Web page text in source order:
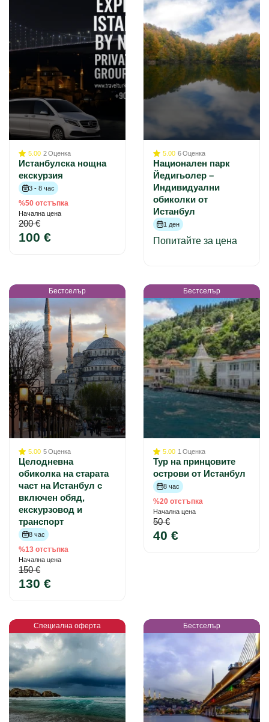
5.00 2Оценка
Истанбулска нощна
екскурзия
3 - 8 час
%50 отстъпка
Начална цена
200 €
100 €
5.00 6Оценка
Национален парк
Йедигьолер –
Индивидуални
обиколки от
Истанбул
1 ден
Попитайте за цена
Бестселър
5.00 5Оценка
Целодневна
обиколка на старата
част на Истанбул с
включен обяд,
екскурзовод и
транспорт
8 час
%13 отстъпка
Начална цена
150 €
130 €
Бестселър
5.00 1 Оценка
Тур на принцовите
острови от Истанбул
8 час
%20 отстъпка
Начална цена
50 €
40 €
Специална оферта Бестселър